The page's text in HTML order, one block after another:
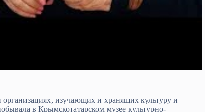
изучающих и хранящих культуру и
в Крымскотатарском музее культурно-